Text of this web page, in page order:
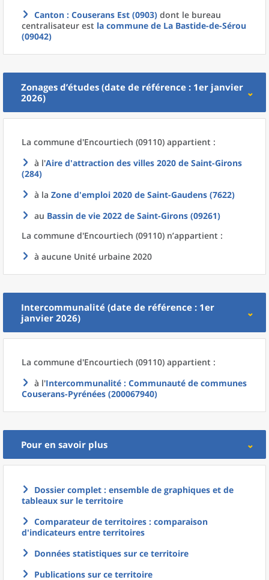
Canton : Couserans Est (0903) dont le bureau
centralisateur est la commune de La Bastide-de-Sérou
(09042)
Zonages d’études (date de référence : 1er janvier
2026)
La commune d'Encourtiech (09110) appartient :
à l'Aire d'attraction des villes 2020 de Saint-Girons
(284)
à la Zone d'emploi 2020 de Saint-Gaudens (7622)
au Bassin de vie 2022 de Saint-Girons (09261)
La commune d'Encourtiech (09110) n’appartient :
à aucune Unité urbaine 2020
Intercommunalité (date de référence : 1er
janvier 2026)
La commune d'Encourtiech (09110) appartient :
à l'Intercommunalité : Communauté de communes
Couserans-Pyrénées (200067940)
Pour en savoir plus
Dossier complet : ensemble de graphiques et de
tableaux sur le territoire
Comparateur de territoires : comparaison
d'indicateurs entre territoires
Données statistiques sur ce territoire
Publications sur ce territoire